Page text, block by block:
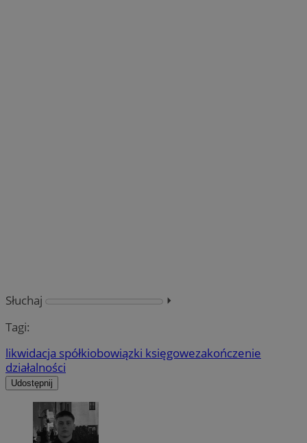
Słuchaj
⏵︎
Tagi:
likwidacja spółkiobowiązki księgowezakończenie
działalności
Udostępnij